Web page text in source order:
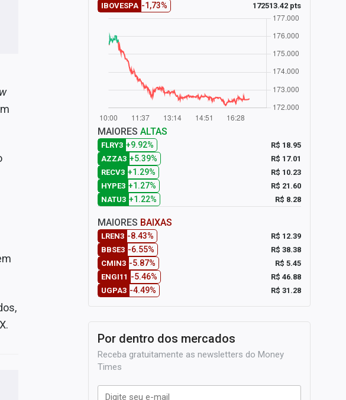
IBOVESPA -1,73% 172513.42 pts
MAIORES ALTAS
FLRY3 +9.92%
R$ 18.95
AZZA3 +5.39%
R$ 17.01
RECV3 +1.29%
R$ 10.23
HYPE3 +1.27%
R$ 21.60
NATU3 +1.22% R$ 8.28
MAIORES BAIXAS
LREN3 -8.43%
R$ 12.39
BBSE3 -6.55%
R$ 38.38
CMIN3 -5.87%
R$ 5.45
ENGI11 -5.46%
R$ 46.88
UGPA3 -4.49% R$ 31.28
Por dentro dos mercados
Receba gratuitamente as newsletters do Money
Times